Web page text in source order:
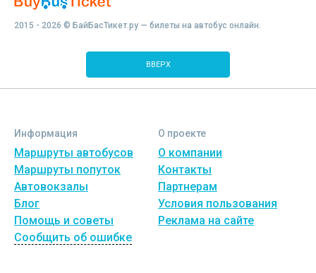
2015 - 2026 © БайБасТикет.ру — билеты на автобус онлайн.
ВВЕРХ
Информация
Маршруты автобусов
Маршруты попуток
Автовокзалы
Блог
Помощь и советы
Сообщить об ошибке
О проекте
О компании
Контакты
Партнерам
Условия пользования
Реклама на сайте